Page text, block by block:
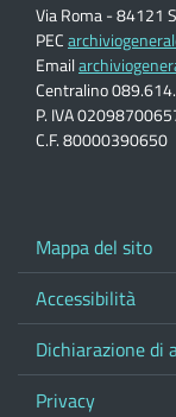
Via Roma - 84121
PEC
Email
Centralino
P. IVA
C.F. 80000390650
Mappa del sito
Accessibilità
Dichiarazione di
Privacy